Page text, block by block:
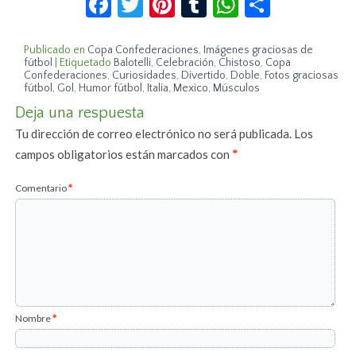
Publicado en Copa Confederaciones, Imágenes graciosas de
fútbol
Etiquetado Balotelli, Celebración, Chistoso, Copa
Confederaciones, Curiosidades, Divertido, Doble, Fotos graciosas
fútbol , Gol , Humor fútbol , Italia, Mexico, Músculos
Deja una respuesta
Tu dirección de correo electrónico no será publicada. Los
campos obligatorios están marcados con*
Comentario*
Nombre*